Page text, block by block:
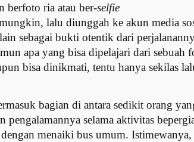
berfoto ria atau ber-selfie
lalu diunggah ke akun media
sebagai bukti otentik dari
apa yang bisa dipelajari dari sebuah
bisa dinikmati, tentu hanya sekilas
bagian di antara sedikit orang
pengalamannya selama aktivitas
menaiki bus umum.